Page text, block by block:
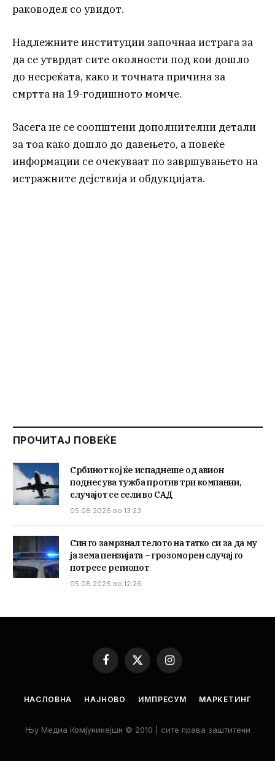
раководел со увидот.
Надлежните институции започнаа истрага за
да се утврдат сите околности под кои дошло
до несреќата, како и точната причина за
смртта на 19-годишното момче.
Засега не се соопштени дополнителни детали
за тоа како дошло до давењето, а повеќе
информации се очекуваат по завршувањето на
истражните дејствија и обдукцијата.
ПРОЧИТАЈ ПОВЕЌЕ
Србинот кој ќе испаднеше од авион
поднесува тужба против три компании,
случајот се сели во САД
05.08.2026 во 13:23
Син го замрзнал телото на татко си за да му
ја зема пензијата – грозоморен случај го
потресе регионот
05.08.2026 во 12:26
Facebook
X
Instagram
НАСЛОВНА НАЈНОВО ИМПРЕСУМ МАРКЕТИНГ
Њу Медиа Комјуникејшн © 2010 | сите права заштитени